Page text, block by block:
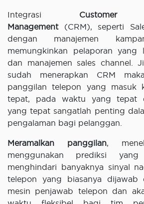
Integrasi Customer
Management(CRM), seperti
dengan manajemen
memungkinkan pelaporan yang
dan manajemen sales channel.
sudah menerapkan CRM
panggilan telepon yang masuk
tepat, pada waktu yang tepat
yang tepat sangatlah penting
pengalaman bagi pelanggan.
Meramalkan panggilan,
menggunakan prediksi
menghindari banyaknya sinyal
telepon yang biasanya dijawab
mesin penjawab telepon dan